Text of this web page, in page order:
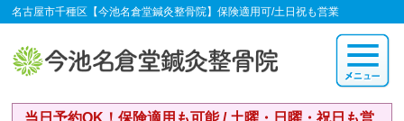
名古屋市千種区【今池名倉堂鍼灸整骨院】保険適用可/土日祝も営業